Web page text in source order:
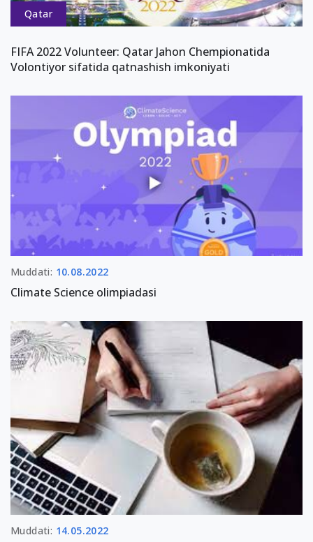
Qatar
FIFA 2022 Volunteer: Qatar Jahon Chempionatida
Volontiyor sifatida qatnashish imkoniyati
Muddati: 10.08.2022
Climate Science olimpiadasi
Muddati: 14.05.2022